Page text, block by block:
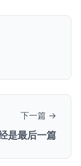
下一篇 →
是最后一篇